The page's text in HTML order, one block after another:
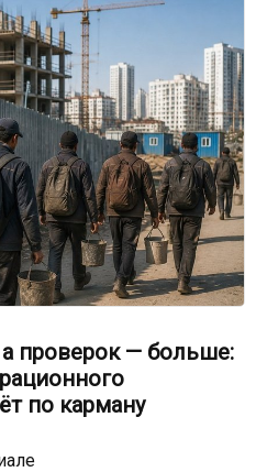
проверок — больше:
по карману